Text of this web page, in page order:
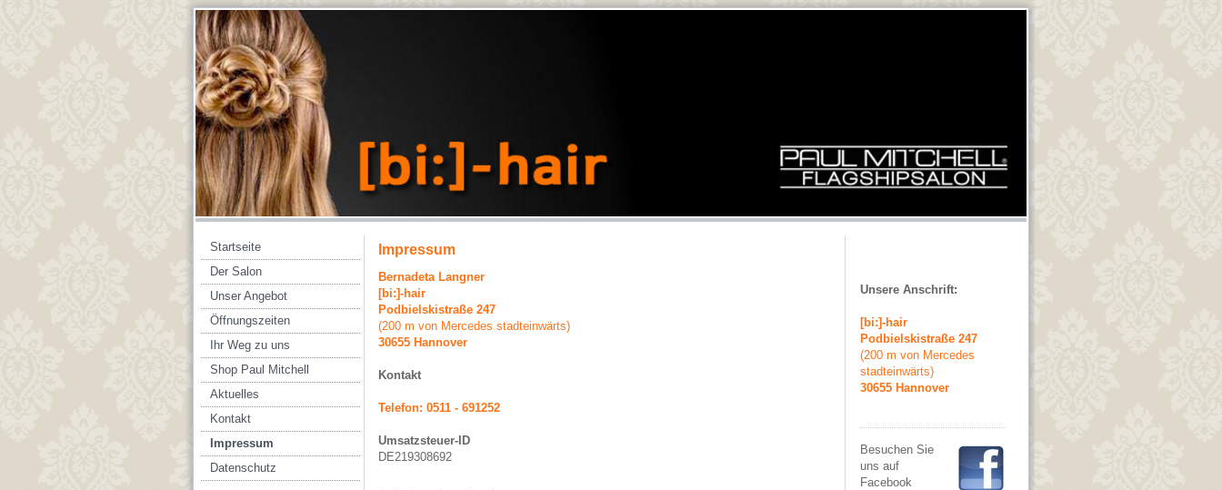
Startseite
Der Salon
Unser Angebot
Öffnungszeiten
Ihr Weg zu uns
Shop Paul Mitchell
Aktuelles
Kontakt
Impressum
Datenschutz
Impressum
Bernadeta Langner
[bi:]-hair
Podbielskistraße 247
(200 m von Mercedes stadteinwärts)
30655 Hannover
Kontakt
Telefon: 0511 - 691252
Umsatzsteuer-ID
DE219308692
Unsere Anschrift:
[bi:]-hair
Podbielskistraße 247
(200 m von Mercedes
stadteinwärts)
30655 Hannover
Besuchen Sie
uns auf
Facebook